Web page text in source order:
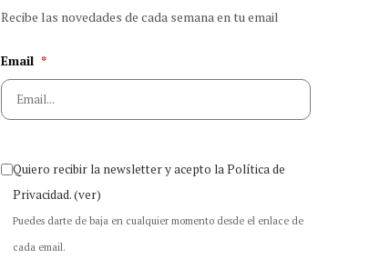
Recibe las novedades de cada semana en tu email
Email *
Quiero recibir la newsletter y acepto la Política de
Privacidad.(ver)
Puedes darte de baja en cualquier momento desde el enlace de
cada email.